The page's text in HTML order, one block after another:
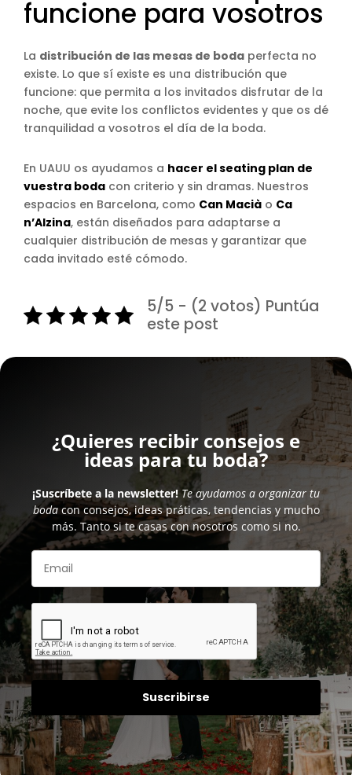
funcione para vosotros
La distribución de las mesas de boda perfecta no
existe. Lo que sí existe es una distribución que
funcione: que permita a los invitados disfrutar de la
noche, que evite los conflictos evidentes y que os dé
tranquilidad a vosotros el día de la boda.
En UAUU os ayudamos a hacer el seating plan de
vuestra boda con criterio y sin dramas. Nuestros
espacios en Barcelona, como Can Macià o Ca
n’Alzina, están diseñados para adaptarse a
cualquier distribución de mesas y garantizar que
cada invitado esté cómodo.
5/5 - (2 votos) Puntúa
este post
¿Quieres recibir consejos e
ideas para tu boda?
¡Suscríbete a la newsletter! Te ayudamos a organizar tu
bodacon consejos, ideas práticas, tendencias y mucho
más. Tanto si te casas con nosotros como si no.
Suscribirse